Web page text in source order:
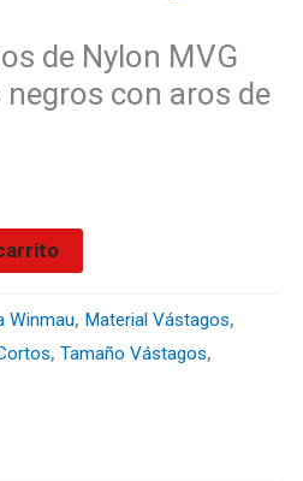
de Nylon MVG
con aros de
Winmau, Material Vástagos,
, Tamaño Vástagos,